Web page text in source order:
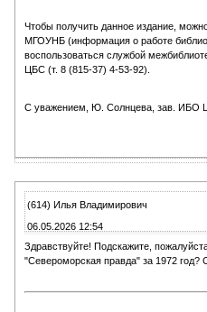
Чтобы получить данное издание,
МГОУНБ (информация о работе
воспользоваться службой
ЦБС (т. 8 (815-37) 4-53-92).
С уважением, Ю. Солнцева, зав. ИБО
(614) Илья Владимирович
06.05.2026 12:54
Здравствуйте! Подскажите,
"Североморская правда" за 1972 год?